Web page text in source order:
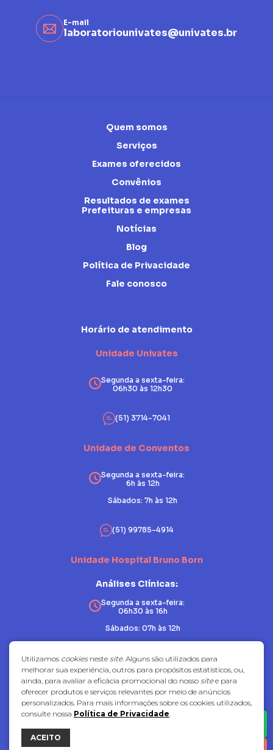
Utilizamos cookiesneste site. Alguns são utilizados para
melhorar sua experiência, outros para propósitos estatísticos, ou,
ainda, para avaliar a eficácia promocional do nosso sitee para
oferecer produtos e serviços relevantes por meio de anúncios
personalizados. Para mais informações sobre os cookies utilizados,
consulte nossa Política de Privacidade.
ACEITO
E-mail
laboratoriounivates@univates.br
Quem somos
Serviços
Exames oferecidos
Convênios
Resultados de exames
Prefeituras e empresas
Notícias
Blog
Política de Privacidade
Fale conosco
Horário de atendimento
Unidade Univates
Segunda a sexta-feira:
06h30 às 12h30
(51) 3714-7041
Unidade de Conventos
Segunda a sexta-feira:
6h às 12h
Sábados: 7h às 12h
(51) 99785-4914
Unidade Hospital Bruno Born
Análises Clínicas:
Segunda a sexta-feira:
06h30 às 16h
Sábados: 07h às 12h
Patologia:
Segunda a sexta-feira:
07h30 às 17h
Sábados: fechado